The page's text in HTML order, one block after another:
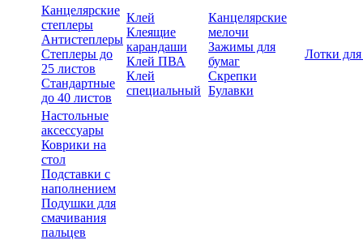
Канцелярские
степлеры
Антистеплеры
Степлеры до
25 листов
Стандартные
до 40 листов
Клей
Клеящие
карандаши
Клей ПВА
Клей
специальный
Канцелярские
мелочи
Зажимы для
бумаг
Скрепки
Булавки
Лотки
Настольные
аксессуары
Коврики на
стол
Подставки с
наполнением
Подушки для
смачивания
пальцев